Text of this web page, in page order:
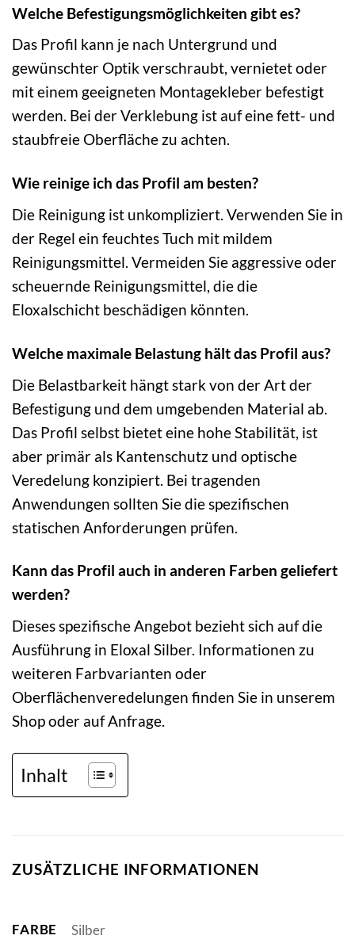
Welche Befestigungsmöglichkeiten gibt es?
Das Profil kann je nach Untergrund und
gewünschter Optik verschraubt, vernietet oder
mit einem geeigneten Montagekleber befestigt
werden. Bei der Verklebung ist auf eine fett- und
staubfreie Oberfläche zu achten.
Wie reinige ich das Profil am besten?
Die Reinigung ist unkompliziert. Verwenden Sie in
der Regel ein feuchtes Tuch mit mildem
Reinigungsmittel. Vermeiden Sie aggressive oder
scheuernde Reinigungsmittel, die die
Eloxalschicht beschädigen könnten.
Welche maximale Belastung hält das Profil aus?
Die Belastbarkeit hängt stark von der Art der
Befestigung und dem umgebenden Material ab.
Das Profil selbst bietet eine hohe Stabilität, ist
aber primär als Kantenschutz und optische
Veredelung konzipiert. Bei tragenden
Anwendungen sollten Sie die spezifischen
statischen Anforderungen prüfen.
Kann das Profil auch in anderen Farben geliefert
werden?
Dieses spezifische Angebot bezieht sich auf die
Ausführung in Eloxal Silber. Informationen zu
weiteren Farbvarianten oder
Oberflächenveredelungen finden Sie in unserem
Shop oder auf Anfrage.
Inhalt
ZUSÄTZLICHE INFORMATIONEN
FARBE Silber